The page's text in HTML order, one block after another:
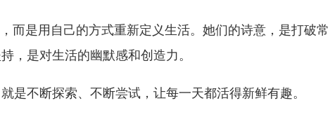
而是用自己的方式重新定义生活。她们的诗意，是打破常
，是对生活的幽默感和创造力。
是不断探索、不断尝试，让每一天都活得新鲜有趣。